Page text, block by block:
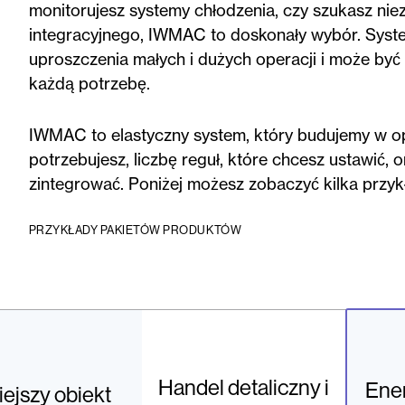
monitorujesz systemy chłodzenia, czy szukasz
integracyjnego, IWMAC to doskonały wybór.
uproszczenia małych i dużych operacji i może
każdą potrzebę.
IWMAC to elastyczny system, który budujemy w
potrzebujesz, liczbę reguł, które chcesz ustawić,
zintegrować. Poniżej możesz zobaczyć kilka
PRZYKŁADY PAKIETÓW PRODUKTÓW
obiekt
Handel detaliczny i